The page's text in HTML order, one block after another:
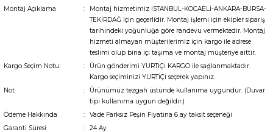
Montaj Açıklama
Montaj hizmetimiz İSTANBUL-KOCAELİ-ANKARA-BURSA-
TEKİRDAĞ için geçerlidir. Montaj işlemi için ekipler sipariş
tarihindeki yoğunluğa göre randevu vermektedir. Montaj
hizmeti almayan müşterilerimiz için kargo ile adrese
teslimi olup bina içi taşıma ve montaj müşteriye aittir.
Kargo Seçim Notu:
Ürün gönderimi YURTİÇİ KARGO ile sağlanmaktadır.
Kargo seçiminizi YURTİÇİ seçerek yapınız.
Not
Ürünümüz tezgah üstünde kullanıma uygundur. (Duvar
tipi kullanıma uygun değildir.)
Ödeme Hakkında
Vade Farksız Peşin Fiyatına 6 ay taksit seçeneği
Garanti Süresi
24 Ay